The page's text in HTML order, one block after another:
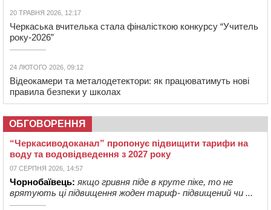
20 ТРАВНЯ 2026, 12:17
Черкаська вчителька стала фіналісткою конкурсу “Учитель
року-2026”
24 ЛЮТОГО 2026, 09:12
Відеокамери та металодетектори: як працюватимуть нові
правила безпеки у школах
ОБГОВОРЕННЯ
“Черкасиводоканал” пропонує підвищити тарифи на
воду та водовідведення з 2027 року
07 СЕРПНЯ 2026, 14:57
Чорнобаївець: якщо гривня піде в круте піке, то не
врятують ці підвищення жоден тариф- підвищений чи ...